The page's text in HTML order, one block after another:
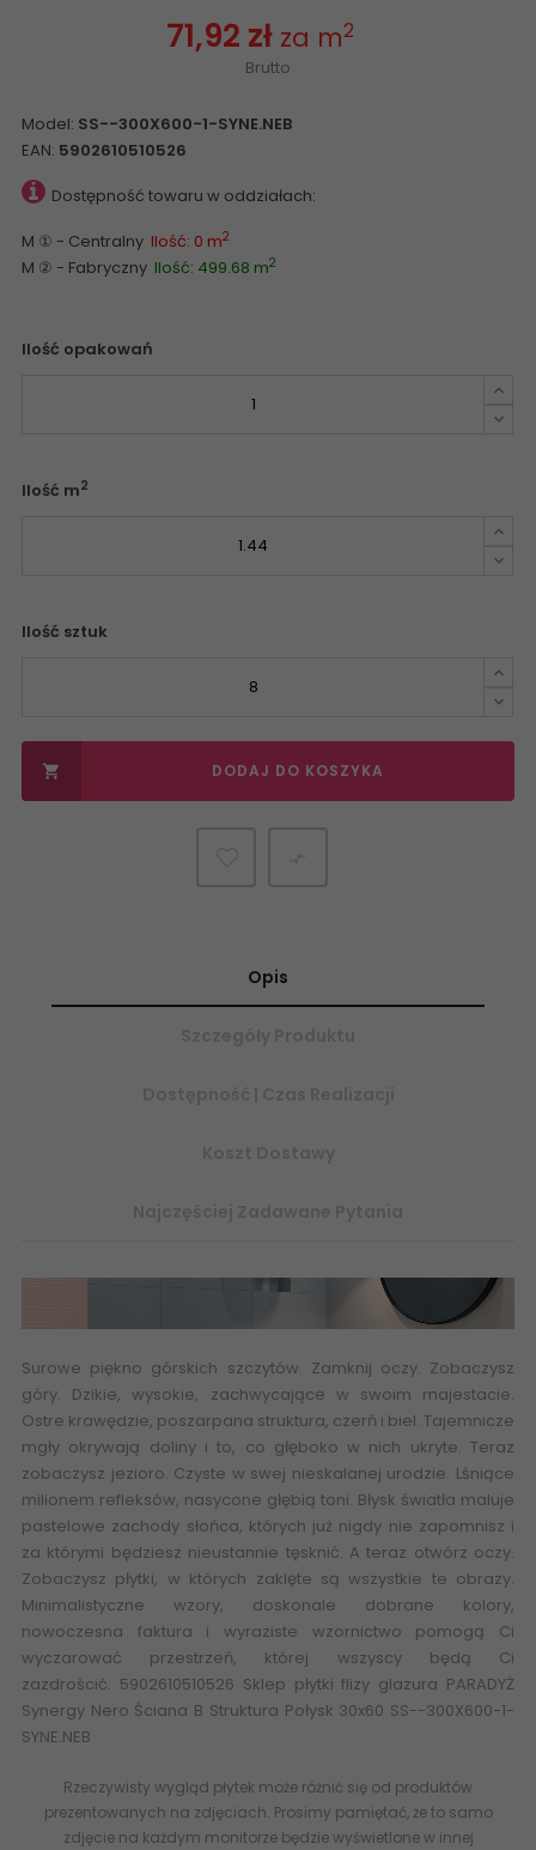
71,92 zł za m2
Brutto
Model: SS--300X600-1-SYNE.NEB
EAN: 5902610510526
Dostępność towaru w oddziałach:
M ① - Centralny Ilość: 0 m2
M ② - Fabryczny Ilość: 499.68 m2
Ilość opakowań
Ilość m2
Ilość sztuk
 DODAJ DO KOSZYKA
Opis
Surowe piękno górskich szczytów. Zamknij oczy. Zobaczysz
góry. Dzikie, wysokie, zachwycające w swoim majestacie.
Ostre krawędzie, poszarpana struktura, czerń i biel. Tajemnicze
mgły okrywają doliny i to, co głęboko w nich ukryte. Teraz
zobaczysz jezioro. Czyste w swej nieskalanej urodzie. Lśniące
milionem refleksów, nasycone głębią toni. Błysk światła maluje
pastelowe zachody słońca, których już nigdy nie zapomnisz i
za którymi będziesz nieustannie tęsknić. A teraz otwórz oczy.
Zobaczysz płytki, w których zaklęte są wszystkie te obrazy.
Minimalistyczne wzory, doskonale dobrane kolory,
nowoczesna faktura i wyraziste wzornictwo pomogą Ci
wyczarować przestrzeń, której wszyscy będą Ci
zazdrościć. 5902610510526 Sklep płytki flizy glazura PARADYŻ
Synergy Nero Ściana B Struktura Połysk 30x60 SS--300X600-1-
SYNE.NEB
Rzeczywisty wygląd płytek może różnić się od produktów
prezentowanych na zdjęciach. Prosimy pamiętać, że to samo
zdjęcie na każdym monitorze będzie wyświetlone w innej